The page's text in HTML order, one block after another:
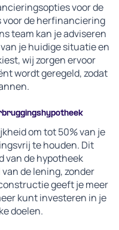
voor de
voor de herfinanciering
team kan je adviseren
je huidige situatie en
wij zorgen ervoor
wordt geregeld, zodat
om tot 50% van je
te houden. Dit
van de hypotheek
de lening, zonder
geeft je meer
kunt investeren in je
doelen.